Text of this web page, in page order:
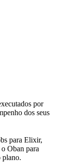
por
dos seus
para Elixir,
Oban para
plano.